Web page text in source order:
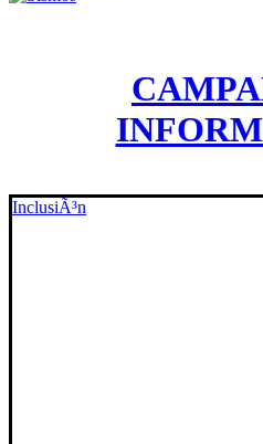
InclusiÃ³n